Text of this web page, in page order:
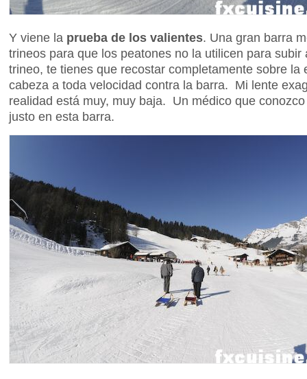
Y viene la prueba de los valientes. Una gran barra
trineos para que los peatones no la utilicen para
trineo, te tienes que recostar completamente sobre la
cabeza a toda velocidad contra la barra. Mi lente
realidad está muy, muy baja. Un médico que
justo en esta barra.